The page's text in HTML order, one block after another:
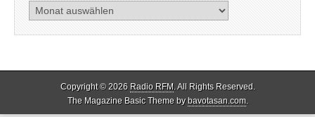
Archiv
Copyright © 2026 Radio RFM. All Rights Reserved.
The Magazine Basic Theme bybavotasan.com.